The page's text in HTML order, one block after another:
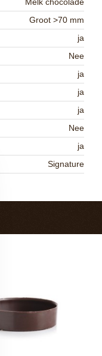
Melk chocolade
Groot >70 mm
ja
Nee
ja
ja
ja
Nee
ja
Signature